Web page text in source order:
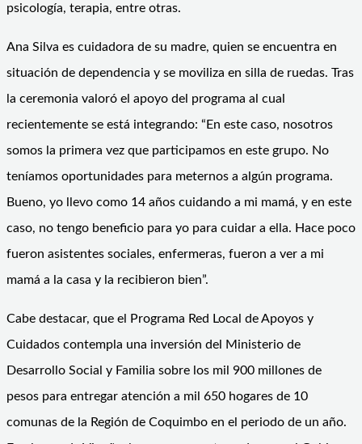
psicología, terapia, entre otras.
Ana Silva es cuidadora de su madre, quien se encuentra en
situación de dependencia y se moviliza en silla de ruedas. Tras
la ceremonia valoró el apoyo del programa al cual
recientemente se está integrando: “En este caso, nosotros
somos la primera vez que participamos en este grupo. No
teníamos oportunidades para meternos a algún programa.
Bueno, yo llevo como 14 años cuidando a mi mamá, y en este
caso, no tengo beneficio para yo para cuidar a ella. Hace poco
fueron asistentes sociales, enfermeras, fueron a ver a mi
mamá a la casa y la recibieron bien”.
Cabe destacar, que el Programa Red Local de Apoyos y
Cuidados contempla una inversión del Ministerio de
Desarrollo Social y Familia sobre los mil 900 millones de
pesos para entregar atención a mil 650 hogares de 10
comunas de la Región de Coquimbo en el periodo de un año.